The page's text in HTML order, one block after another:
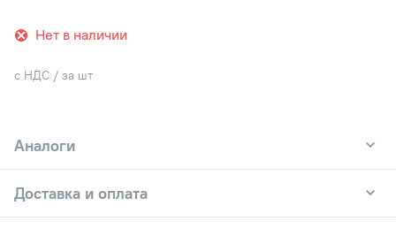
Нет в наличии
с НДС / за шт
Аналоги
Доставка и оплата